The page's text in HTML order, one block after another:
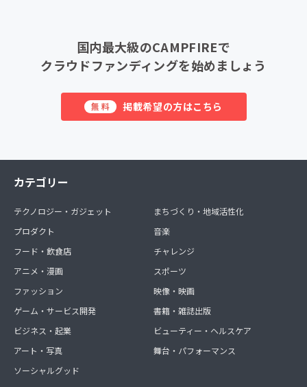
国内最大級のCAMPFIREで
クラウドファンディングを始めましょう
無料 掲載希望の方はこちら
カテゴリー
テクノロジー・ガジェット
プロダクト
フード・飲食店
アニメ・漫画
ファッション
ゲーム・サービス開発
ビジネス・起業
アート・写真
ソーシャルグッド
まちづくり・地域活性化
音楽
チャレンジ
スポーツ
映像・映画
書籍・雑誌出版
ビューティー・ヘルスケア
舞台・パフォーマンス